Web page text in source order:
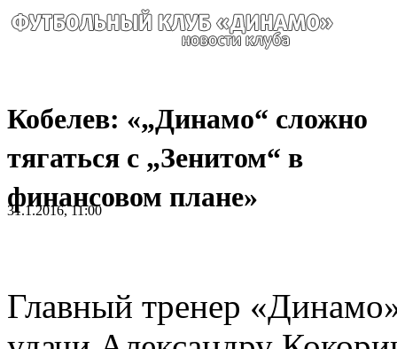
Кобелев: «„Динамо“ сложно
тягаться с „Зенитом“ в
финансовом плане»
31.1.2016, 11:00
Главный тренер